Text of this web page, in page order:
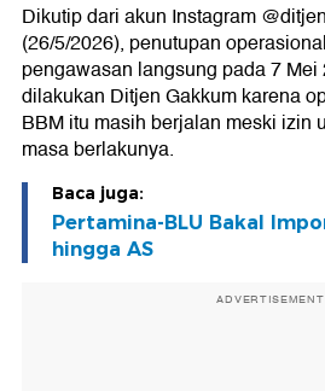
Dikutip dari akun Instagram
(26/5/2026), penutupan
pengawasan langsung pada 7
dilakukan Ditjen Gakkum karena
BBM itu masih berjalan meski izin
masa berlakunya.
Baca juga:
Pertamina-BLU Bakal
hingga AS
ADVERTISEMENT